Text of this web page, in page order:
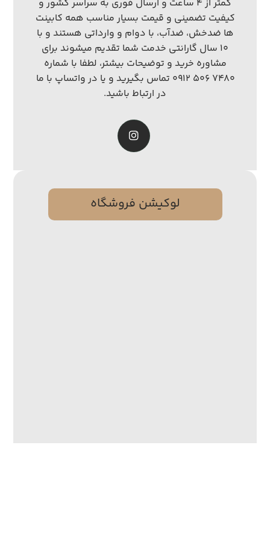
کمتر از ۴ ساعت و ارسال فوری به سراسر کشور و
کیفیت تضمینی و قیمت بسیار مناسب همه کابینت
ها ضدخش، ضدآب، با دوام و وارداتی هستند و با
۱۰ سال گارانتی خدمت شما تقدیم میشوند برای
مشاوره خرید و توضیحات بیشتر، لطفا با شماره
۷۴۸۰ ۵۰۶ ۰۹۱۲ تماس بگیرید و یا در واتساپ با ما
در ارتباط باشید.
لوکیشن فروشگاه